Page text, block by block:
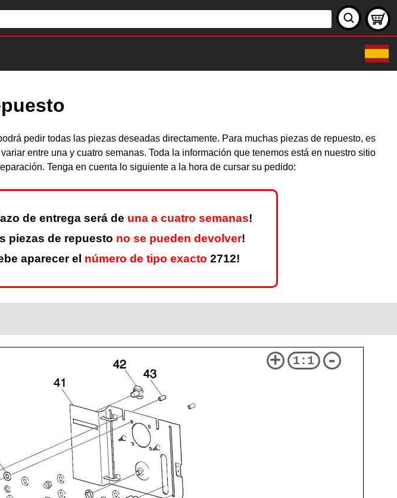
pedir todas las piezas deseadas directamente. Para muchas piezas de repuesto, es
entre una y cuatro semanas. Toda la información que tenemos está en nuestro sitio
Tenga en cuenta lo siguiente a la hora de cursar su pedido:
de entrega será de una a cuatro semanas!
piezas de repuesto no se pueden devolver!
aparecer el número de tipo exacto 2712!
+ 1:1 -